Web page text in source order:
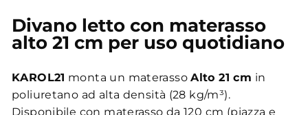
Divano letto con materasso
alto 21 cm per uso quotidiano
KAROL21 monta un materassoAlto 21 cm in
poliuretano ad alta densità (28 kg/m³).
Disponibile con materasso da 120 cm (piazza e